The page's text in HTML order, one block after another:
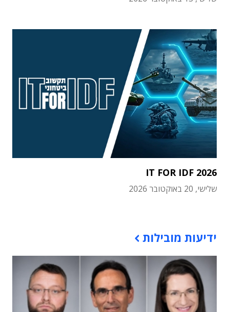
IT FOR IDF 2026
שלישי, 20 באוקטובר 2026
ידיעות מובילות